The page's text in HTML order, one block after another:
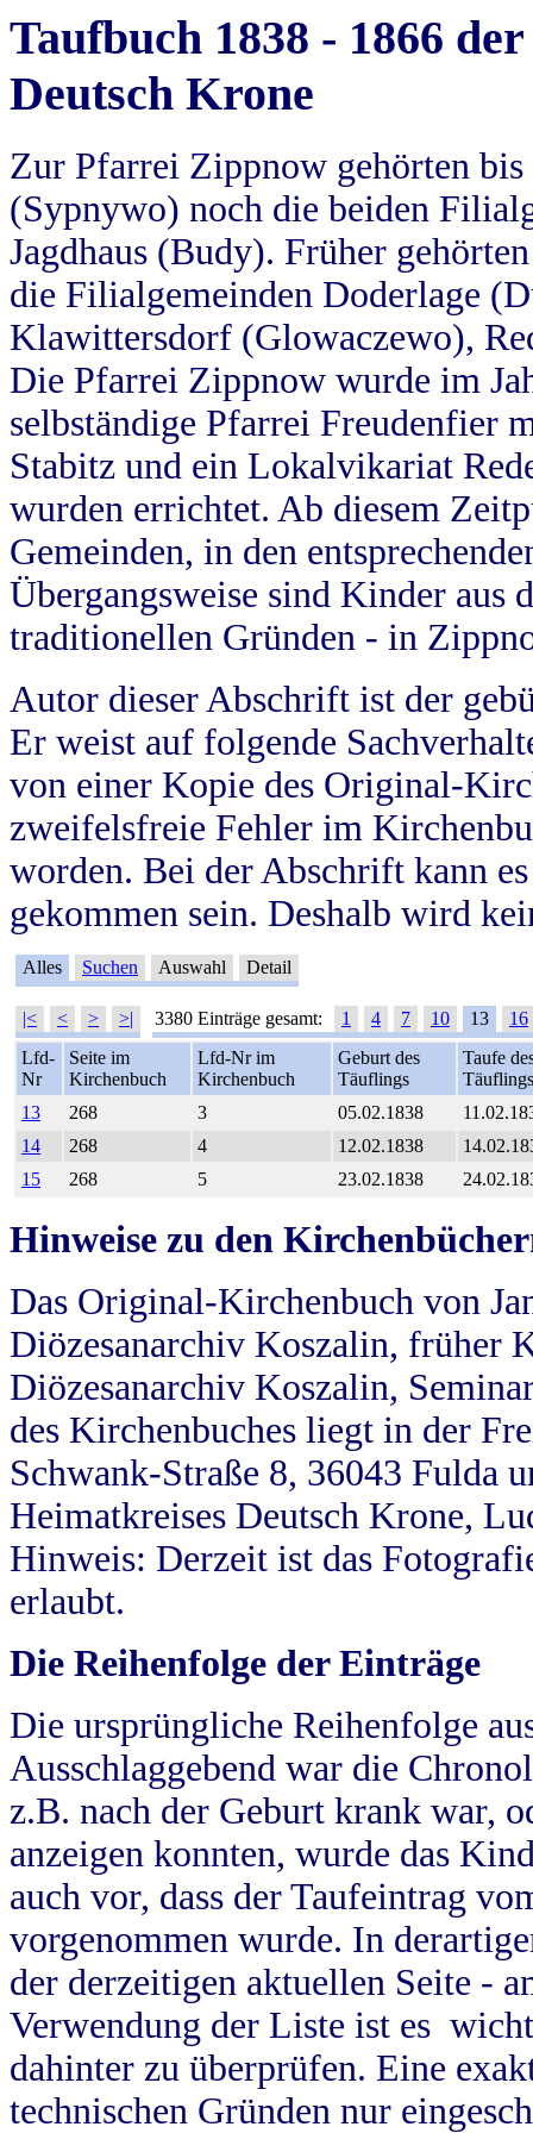
Taufbuch 1838 - 1866
Deutsch Krone
Zur Pfarrei Zippnow gehörten
(Sypnywo) noch die beiden
Jagdhaus (Budy). Früher
die Filialgemeinden Doderlage
Klawittersdorf (Glowaczewo),
Die Pfarrei Zippnow wurde im
selbständige Pfarrei Freudenfier
Stabitz und ein Lokalvikariat
wurden errichtet. Ab diesem
Gemeinden, in den
Übergangsweise sind Kinder aus
traditionellen Gründen - in
Autor dieser Abschrift ist der
Er weist auf folgende
von einer Kopie des Original-
zweifelsfreie Fehler im
worden. Bei der Abschrift kann
gekommen sein. Deshalb wird
Alles Suchen Auswahl Detail
|< < > >| 3380 Einträge gesamt: 1 4 7 10 13
16
Lfd-
Nr
Seite im
Kirchenbuch
Lfd-Nr im
Kirchenbuch
Geburt des
Täuflings
Taufe
Täuflings
13
268 3 05.02.1838
14
268 4 12.02.1838
15
268 5 23.02.1838
Hinweise zu den
Das Original-Kirchenbuch von
Diözesanarchiv Koszalin, früher
Diözesanarchiv Koszalin,
des Kirchenbuches liegt in der
Schwank-Straße 8, 36043 Fulda
Heimatkreises Deutsch Krone,
Hinweis: Derzeit ist das
erlaubt.
Die Reihenfolge der Einträge
Die ursprüngliche Reihenfolge
Ausschlaggebend war die
z.B. nach der Geburt krank war,
anzeigen konnten, wurde das
auch vor, dass der Taufeintrag
vorgenommen wurde. In
der derzeitigen aktuellen Seite -
Verwendung der Liste ist es
dahinter zu überprüfen. Eine
technischen Gründen nur